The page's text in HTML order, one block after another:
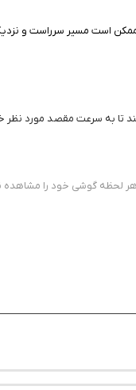
است مسیر سرراست و
به سرعت مقصد مورد نظر
گوشی خود را مشاهده
کرد.